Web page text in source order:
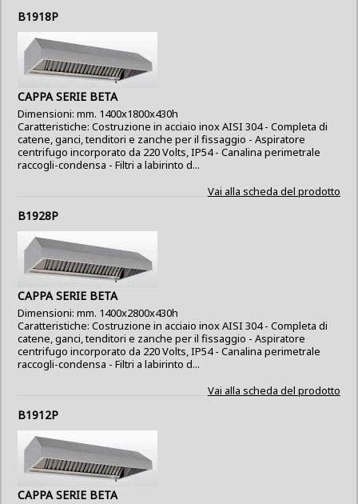
B1918P
CAPPA SERIE BETA
Dimensioni: mm. 1400x1800x430h
Caratteristiche: Costruzione in acciaio inox AISI 304 - Completa di
catene, ganci, tenditori e zanche per il fissaggio - Aspiratore
centrifugo incorporato da 220 Volts, IP54 - Canalina perimetrale
raccogli-condensa - Filtri a labirinto d...
Vai alla scheda del prodotto
B1928P
CAPPA SERIE BETA
Dimensioni: mm. 1400x2800x430h
Caratteristiche: Costruzione in acciaio inox AISI 304 - Completa di
catene, ganci, tenditori e zanche per il fissaggio - Aspiratore
centrifugo incorporato da 220 Volts, IP54 - Canalina perimetrale
raccogli-condensa - Filtri a labirinto d...
Vai alla scheda del prodotto
B1912P
CAPPA SERIE BETA